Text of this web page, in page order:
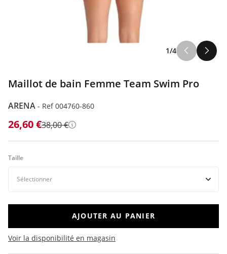
1/4
Maillot de bain Femme Team Swim Pro
ARENA - Ref 004760-860
26,60 €38,00 € Détails
Taille
AJOUTER AU PANIER
Voir la disponibilité en magasin